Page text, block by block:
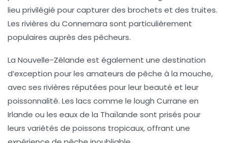
lieu privilégié pour capturer des brochets et des truites.
Les rivières du Connemara sont particulièrement
populaires auprès des pêcheurs.
La Nouvelle-Zélande est également une destination
d’exception pour les amateurs de pêche à la mouche,
avec ses rivières réputées pour leur beauté et leur
poissonnalité. Les lacs comme le lough Currane en
Irlande ou les eaux de la Thaïlande sont prisés pour
leurs variétés de poissons tropicaux, offrant une